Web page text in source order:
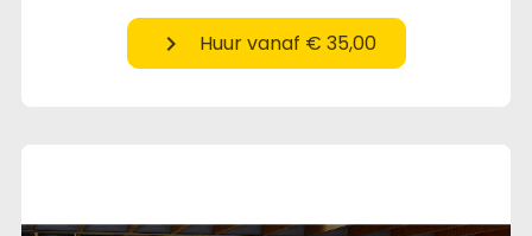
chevron_right Huur vanaf € 35,00